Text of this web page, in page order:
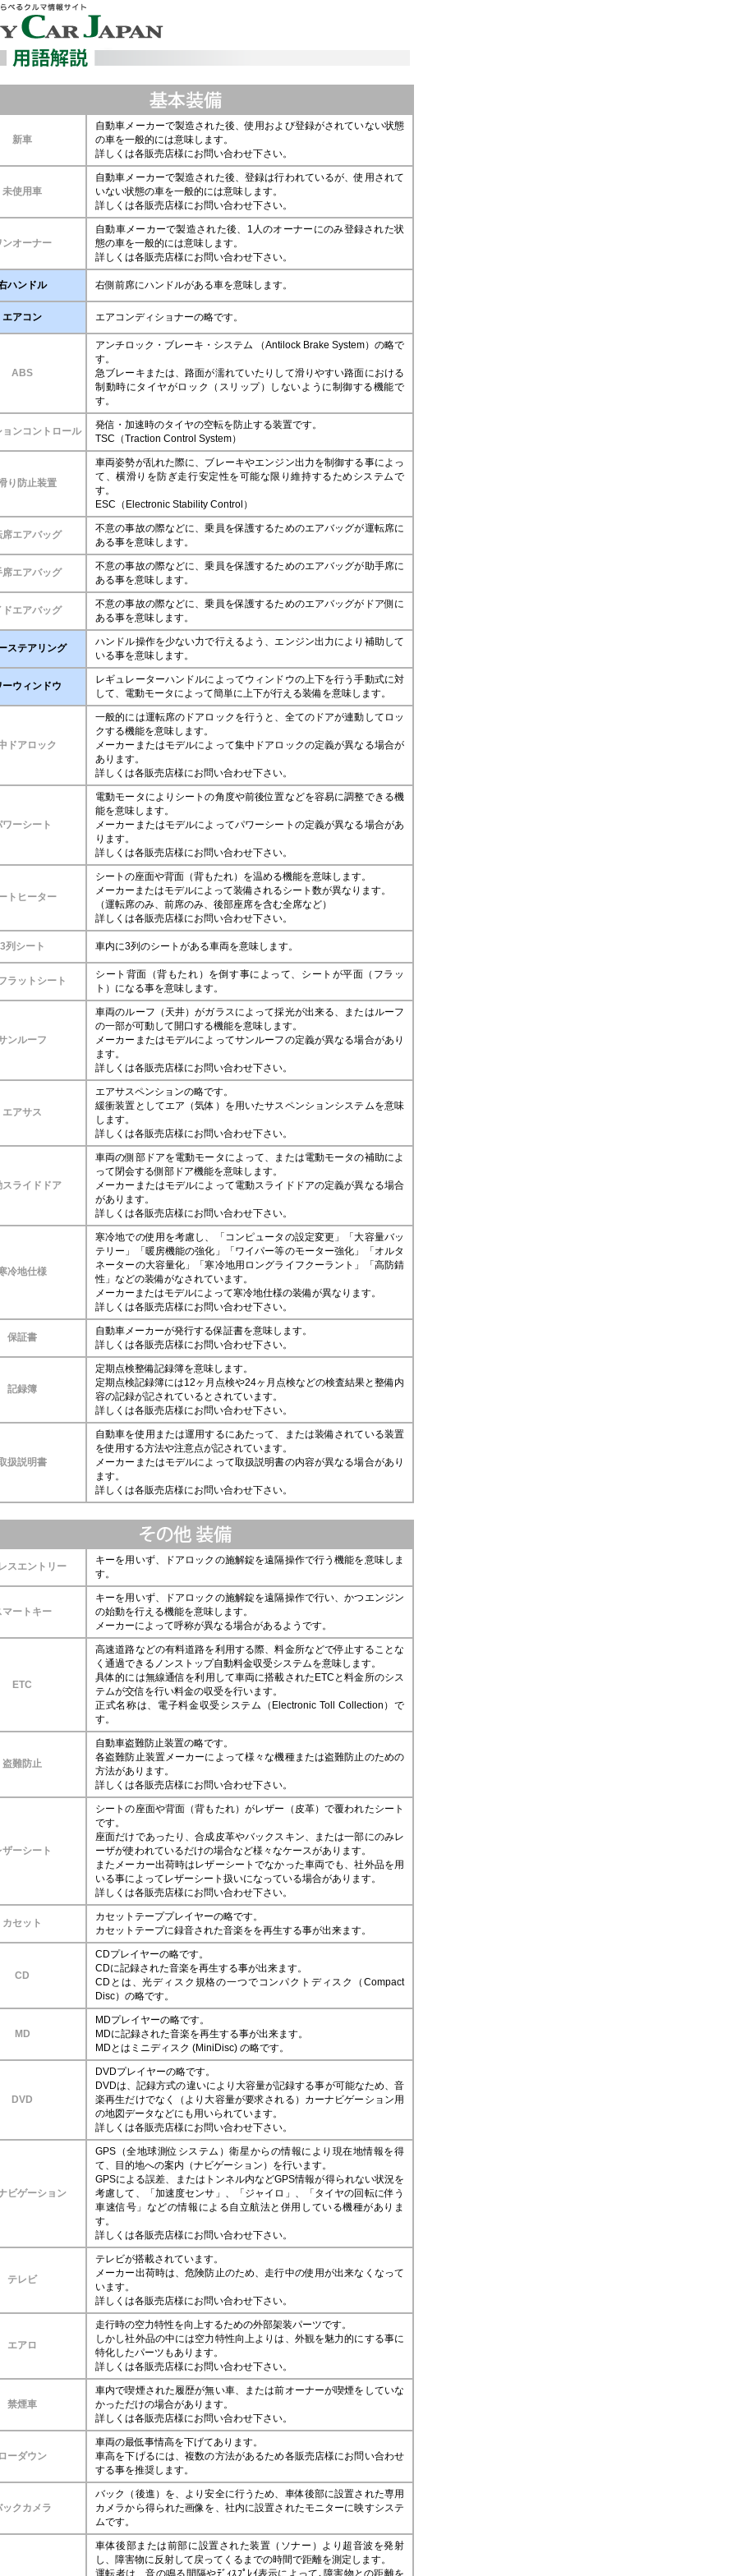
新車
自動車メーカーで製造された後、使用および登録がされていない状態
の車を一般的には意味します。
詳しくは各販売店様にお問い合わせ下さい。
未使用車
自動車メーカーで製造された後、登録は行われているが、使用されて
いない状態の車を一般的には意味します。
詳しくは各販売店様にお問い合わせ下さい。
ンオーナー
自動車メーカーで製造された後、1人のオーナーにのみ登録された状
態の車を一般的には意味します。
詳しくは各販売店様にお問い合わせ下さい。
ハンドル 右側前席にハンドルがある車を意味します。
エアコン エアコンディショナーの略です。
ABS
アンチロック・ブレーキ・システム （Antilock Brake System）の略で
す。
急ブレーキまたは、路面が濡れていたりして滑りやすい路面における
制動時にタイヤがロック（スリップ）しないように制御する機能で
す。
ョンコントロール
発信・加速時のタイヤの空転を防止する装置です。
TSC（Traction Control System）
り防止装置
車両姿勢が乱れた際に、ブレーキやエンジン出力を制御する事によっ
て、横滑りを防ぎ走行安定性を可能な限り維持するためシステムで
す。
ESC（Electronic Stability Control）
席エアバッグ
不意の事故の際などに、乗員を保護するためのエアバッグが運転席に
ある事を意味します。
席エアバッグ
不意の事故の際などに、乗員を保護するためのエアバッグが助手席に
ある事を意味します。
ドエアバッグ
不意の事故の際などに、乗員を保護するためのエアバッグがドア側に
ある事を意味します。
ステアリング
ハンドル操作を少ない力で行えるよう、エンジン出力により補助して
いる事を意味します。
ーウィンドウ
レギュレーターハンドルによってウィンドウの上下を行う手動式に対
して、電動モータによって簡単に上下が行える装備を意味します。
ドアロック
一般的には運転席のドアロックを行うと、全てのドアが連動してロッ
クする機能を意味します。
メーカーまたはモデルによって集中ドアロックの定義が異なる場合が
あります。
詳しくは各販売店様にお問い合わせ下さい。
ワーシート
電動モータによりシートの角度や前後位置などを容易に調整できる機
能を意味します。
メーカーまたはモデルによってパワーシートの定義が異なる場合があ
ります。
詳しくは各販売店様にお問い合わせ下さい。
トヒーター
シートの座面や背面（背もたれ）を温める機能を意味します。
メーカーまたはモデルによって装備されるシート数が異なります。
（運転席のみ、前席のみ、後部座席を含む全席など）
詳しくは各販売店様にお問い合わせ下さい。
3列シート 車内に3列のシートがある車両を意味します。
ラットシート
シート背面（背もたれ）を倒す事によって、シートが平面（フラッ
ト）になる事を意味します。
ンルーフ
車両のルーフ（天井）がガラスによって採光が出来る、またはルーフ
の一部が可動して開口する機能を意味します。
メーカーまたはモデルによってサンルーフの定義が異なる場合があり
ます。
詳しくは各販売店様にお問い合わせ下さい。
エアサス
エアサスペンションの略です。
緩衝装置としてエア（気体）を用いたサスペンションシステムを意味
します。
詳しくは各販売店様にお問い合わせ下さい。
スライドドア
車両の側部ドアを電動モータによって、または電動モータの補助によ
って閉会する側部ドア機能を意味します。
メーカーまたはモデルによって電動スライドドアの定義が異なる場合
があります。
詳しくは各販売店様にお問い合わせ下さい。
冷地仕様
寒冷地での使用を考慮し、「コンピュータの設定変更」「大容量バッ
テリー」「暖房機能の強化」「ワイパー等のモーター強化」「オルタ
ネーターの大容量化」「寒冷地用ロングライフクーラント」「高防錆
性」などの装備がなされています。
メーカーまたはモデルによって寒冷地仕様の装備が異なります。
詳しくは各販売店様にお問い合わせ下さい。
保証書
自動車メーカーが発行する保証書を意味します。
詳しくは各販売店様にお問い合わせ下さい。
記録簿
定期点検整備記録簿を意味します。
定期点検記録簿には12ヶ月点検や24ヶ月点検などの検査結果と整備内
容の記録が記されているとされています。
詳しくは各販売店様にお問い合わせ下さい。
扱説明書
自動車を使用または運用するにあたって、または装備されている装置
を使用する方法や注意点が記されています。
メーカーまたはモデルによって取扱説明書の内容が異なる場合があり
ます。
詳しくは各販売店様にお問い合わせ下さい。
スエントリー
キーを用いず、ドアロックの施解錠を遠隔操作で行う機能を意味しま
す。
マートキー
キーを用いず、ドアロックの施解錠を遠隔操作で行い、かつエンジン
の始動を行える機能を意味します。
メーカーによって呼称が異なる場合があるようです。
ETC
高速道路などの有料道路を利用する際、料金所などで停止することな
く通過できるノンストップ自動料金収受システムを意味します。
具体的には無線通信を利用して車両に搭載されたETCと料金所のシス
テムが交信を行い料金の収受を行います。
正式名称は、電子料金収受システム（Electronic Toll Collection）で
す。
盗難防止
自動車盗難防止装置の略です。
各盗難防止装置メーカーによって様々な機種または盗難防止のための
方法があります。
詳しくは各販売店様にお問い合わせ下さい。
ザーシート
シートの座面や背面（背もたれ）がレザー（皮革）で覆われたシート
です。
座面だけであったり、合成皮革やバックスキン、または一部にのみレ
ーザが使われているだけの場合など様々なケースがあります。
またメーカー出荷時はレザーシートでなかった車両でも、社外品を用
いる事によってレザーシート扱いになっている場合があります。
詳しくは各販売店様にお問い合わせ下さい。
カセット
カセットテーププレイヤーの略です。
カセットテープに録音された音楽をを再生する事が出来ます。
CD
CDプレイヤーの略です。
CDに記録された音楽を再生する事が出来ます。
CDとは、光ディスク規格の一つでコンパクトディスク（Compact
Disc）の略です。
MD
MDプレイヤーの略です。
MDに記録された音楽を再生する事が出来ます。
MDとはミニディスク (MiniDisc) の略です。
DVD
DVDプレイヤーの略です。
DVDは、記録方式の違いにより大容量が記録する事が可能なため、音
楽再生だけでなく（より大容量が要求される）カーナビゲーション用
の地図データなどにも用いられています。
詳しくは各販売店様にお問い合わせ下さい。
ビゲーション
GPS（全地球測位システム）衛星からの情報により現在地情報を得
て、目的地への案内（ナビゲーション）を行います。
GPSによる誤差、またはトンネル内などGPS情報が得られない状況を
考慮して、「加速度センサ」、「ジャイロ」、「タイヤの回転に伴う
車速信号」などの情報による自立航法と併用している機種がありま
す。
詳しくは各販売店様にお問い合わせ下さい。
テレビ
テレビが搭載されています。
メーカー出荷時は、危険防止のため、走行中の使用が出来なくなって
います。
詳しくは各販売店様にお問い合わせ下さい。
エアロ
走行時の空力特性を向上するための外部架装パーツです。
しかし社外品の中には空力特性向上よりは、外観を魅力的にする事に
特化したパーツもあります。
詳しくは各販売店様にお問い合わせ下さい。
禁煙車
車内で喫煙された履歴が無い車、または前オーナーが喫煙をしていな
かっただけの場合があります。
詳しくは各販売店様にお問い合わせ下さい。
ーダウン
車両の最低事情高を下げてあります。
車高を下げるには、複数の方法があるため各販売店様にお問い合わせ
する事を推奨します。
ックカメラ
バック（後進）を、より安全に行うため、車体後部に設置された専用
カメラから得られた画像を、社内に設置されたモニターに映すシステ
ムです。
車体後部または前部に設置された装置（ソナー）より超音波を発射
し、障害物に反射して戻ってくるまでの時間で距離を測定します。
運転者は、音の鳴る間隔やﾃﾞｨｽﾌﾟﾚｲ表示によって､障害物との距離を